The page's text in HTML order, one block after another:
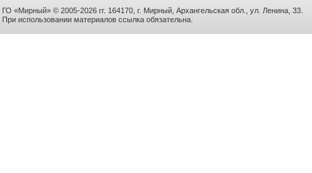
ГО «Мирный» © 2005-2026 гг. 164170, г. Мирный, Архангельская обл., ул. Ленина, 33.
При использовании материалов ссылка обязательна.